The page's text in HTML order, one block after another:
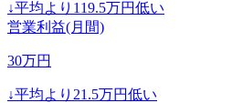
↓平均より 119.5万円低い
営業利益(月間)
30万円
↓平均より 21.5万円低い